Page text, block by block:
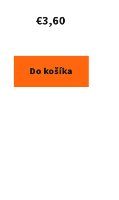
€3,60
Do košíka